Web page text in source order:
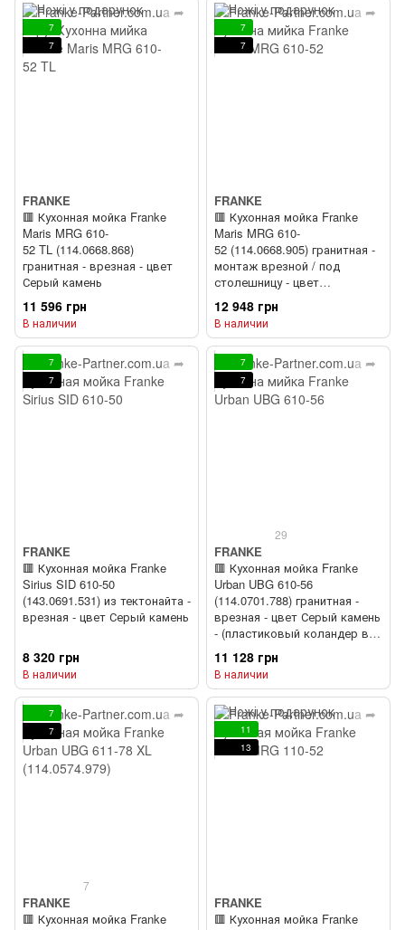
7
7
FRANKE
🟥 Кухонная мойка Franke
Maris MRG 610-
52 TL (114.0668.868)
гранитная - врезная - цвет
Серый камень
11 596 грн
В наличии
7
7
FRANKE
🟥 Кухонная мойка Franke
Maris MRG 610-
52 (114.0668.905) гранитная -
монтаж врезной / под
столешницу - цвет
Серый камень
12 948 грн
В наличии
7
7
FRANKE
🟥 Кухонная мойка Franke
Sirius SID 610-50
(143.0691.531) из тектонайта -
врезная - цвет Серый камень
8 320 грн
В наличии
7
7
29
FRANKE
🟥 Кухонная мойка Franke
Urban UBG 610-56
(114.0701.788) гранитная -
врезная - цвет Серый камень
- (пластиковый коландер в
комлекте)
11 128 грн
В наличии
7
7
7
FRANKE
🟥 Кухонная мойка Franke
11
13
FRANKE
🟥 Кухонная мойка Franke